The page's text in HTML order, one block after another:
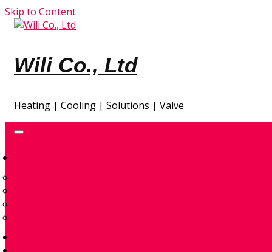
Skip to Content
Wili Co., Ltd
Heating | Cooling | Solutions | Valve